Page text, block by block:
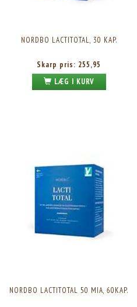
NORDBO LACTITOTAL, 30 KAP.
Skarp pris: 255,95
LÆG I KURV
NORDBO LACTITOTAL 50 MIA, 60KAP.